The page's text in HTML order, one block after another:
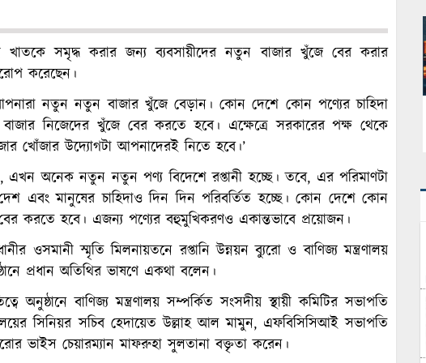
খাতকে সমৃদ্ধ করার জন্য ব্যবসায়ীদের নতুন বাজার খুঁজে বের করার
করেছেন।
‘আপনারা নতুন নতুন বাজার খুঁজে বেড়ান। কোন দেশে কোন পণ্যের চাহিদা
নিজেদের খুঁজে বের করতে হবে। এক্ষেত্রে সরকারের পক্ষ থেকে
খোঁজার উদ্যোগটা আপনাদেরই নিতে হবে।’
এখন অনেক নতুন নতুন পণ্য বিদেশে রপ্তানী হচ্ছে। তবে, এর পরিমাণটা
এবং মানুষের চাহিদাও দিন দিন পরিবর্তিত হচ্ছে। কোন দেশে কোন
করতে হবে। এজন্য পণ্যের বহুমুখিকরণও একান্তভাবে প্রয়োজন।
ওসমানী স্মৃতি মিলনায়তনে রপ্তানি উন্নয়ন ব্যুরো ও বাণিজ্য মন্ত্রণালয়
প্রধান অতিথির ভাষণে একথা বলেন।
অনুষ্ঠানে বাণিজ্য মন্ত্রণালয় সম্পর্কিত সংসদীয় স্থায়ী কমিটির সভাপতি
সিনিয়র সচিব হেদায়েত উল্লাহ আল মামুন, এফবিসিসিআই সভাপতি
ভাইস চেয়ারম্যান মাফরুহা সুলতানা বক্তৃতা করেন।